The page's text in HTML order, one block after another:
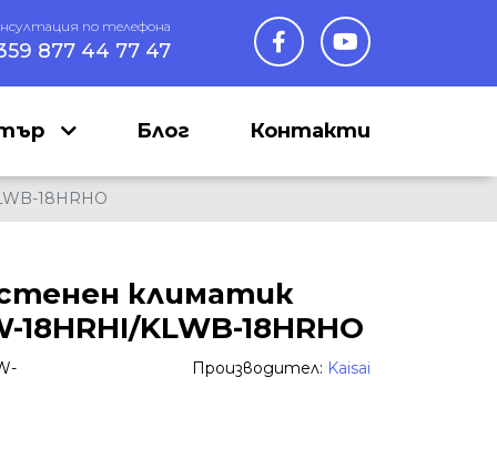
по телефона
877 44 77 47
Блог Контакти
18HRHO
климатик
18HRHI/KLWB-18HRHO
Производител: Kaisai